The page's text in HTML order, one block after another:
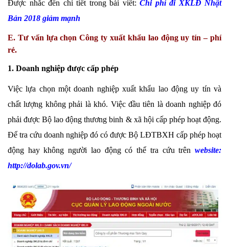
Được nhắc đến chi tiết trong bài viết: Chi phí đi XKLĐ Nhật
Bản 2018 giảm mạnh
E. Tư vấn lựa chọn Công ty xuất khẩu lao động uy tín – phí
rẻ.
1. Doanh nghiệp được cấp phép
Việc lựa chọn một doanh nghiệp xuất khẩu lao động uy tín và
chất lượng không phải là khó. Việc đầu tiên là doanh nghiệp đó
phải được Bộ lao động thương binh & xã hội cấp phép hoạt động.
Để tra cứu doanh nghiệp đó có được Bộ LĐTBXH cấp phép hoạt
động hay không người lao động có thể tra cứu trên website:
http://dolab.gov.vn/